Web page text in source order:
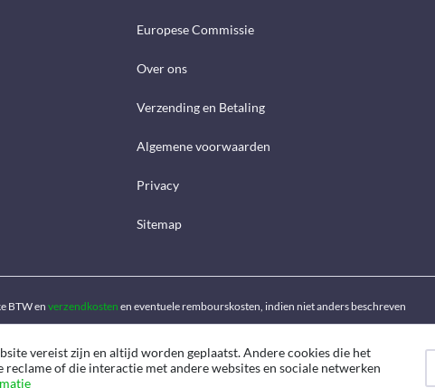
Europese Commissie
Over ons
Verzending en Betaling
Algemene voorwaarden
Privacy
Sitemap
BTW en verzendkosten en eventuele rembourskosten, indien niet anders beschreven
vereist zijn en altijd worden geplaatst. Andere cookies die het
of die interactie met andere websites en sociale netwerken